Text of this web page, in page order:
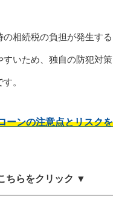
相続税の負担が発生する
いため、独自の防犯対策
。
ーンの注意点とリスクを
ちらをクリック ▼